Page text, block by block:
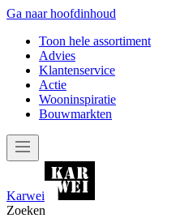
Ga naar hoofdinhoud
Toon hele assortiment
Advies
Klantenservice
Actie
Wooninspiratie
Bouwmarkten
Karwei
Zoeken